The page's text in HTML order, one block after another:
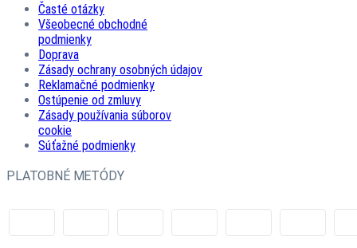
Časté otázky
Všeobecné obchodné
podmienky
Doprava
Zásady ochrany osobných údajov
Reklamačné podmienky
Ostúpenie od zmluvy
Zásady používania súborov
cookie
Súťažné podmienky
PLATOBNÉ METÓDY